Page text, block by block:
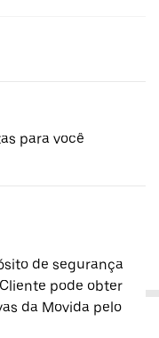
para você
de segurança
pode obter
da Movida pelo